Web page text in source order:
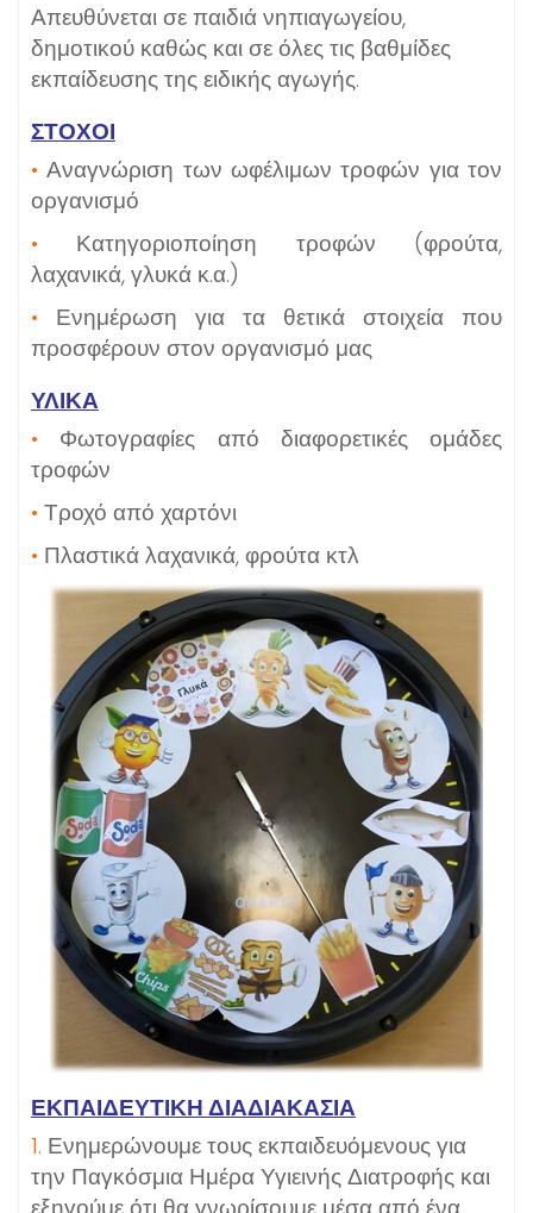
Απευθύνεται σε παιδιά νηπιαγωγείου,
δημοτικού καθώς και σε όλες τις βαθμίδες
εκπαίδευσης της ειδικής αγωγής.
ΣΤΟΧΟΙ
• Αναγνώριση των ωφέλιμων τροφών για τον
οργανισμό
• Κατηγοριοποίηση τροφών (φρούτα,
λαχανικά, γλυκά κ.α.)
• Ενημέρωση για τα θετικά στοιχεία που
προσφέρουν στον οργανισμό μας
ΥΛΙΚΑ
• Φωτογραφίες από διαφορετικές ομάδες
τροφών
• Τροχό από χαρτόνι
• Πλαστικά λαχανικά, φρούτα κτλ
ΕΚΠΑΙΔΕΥΤΙΚΗ ΔΙΑΔΙΑΚΑΣΙΑ
1. Ενημερώνουμε τους εκπαιδευόμενους για
την Παγκόσμια Ημέρα Υγιεινής Διατροφής και